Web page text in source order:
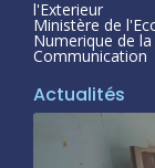
l'Exterieur
Ministère de
Numerique de la
Communication
Actualités